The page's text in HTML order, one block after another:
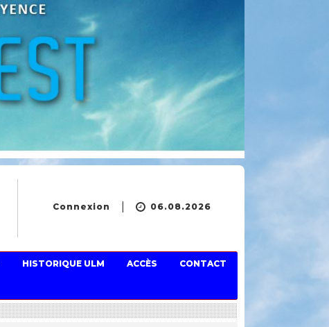
Connexion 06.08.2026
HISTORIQUE ULM ACCÈS CONTACT